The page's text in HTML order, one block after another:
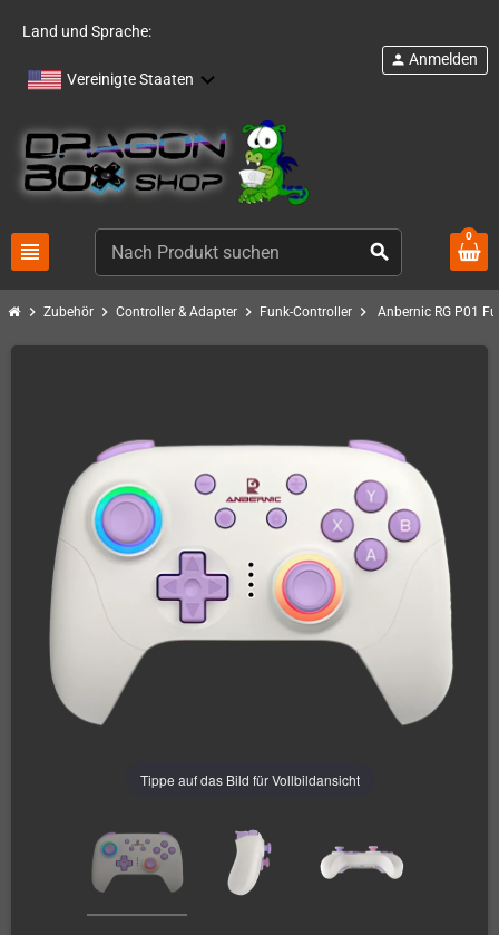
Land und Sprache:
Vereinigte Staaten
view_headline search
person Anmelden
0
chevron_right Zubehör chevron_right Controller & Adapter chevron_right Funk-Controller chevron_right Anbernic RG P01
Tippe auf das Bild für Vollbildansicht